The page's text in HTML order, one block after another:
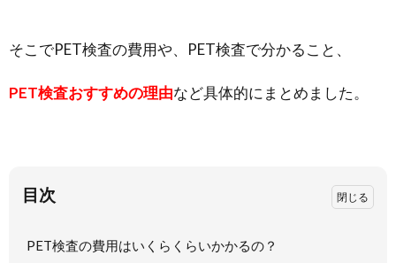
そこでPET検査の費用や、PET検査で分かること、
PET検査おすすめの理由など具体的にまとめました。
目次
PET検査の費用はいくらくらいかかるの？